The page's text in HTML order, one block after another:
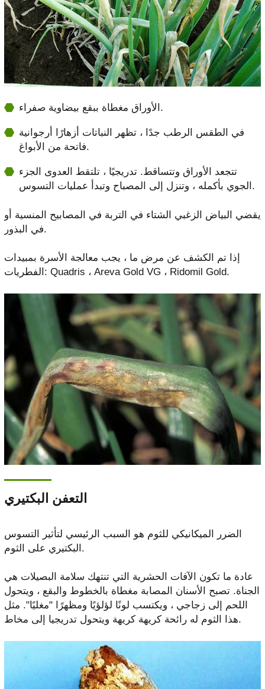
الأوراق مغطاة ببقع بيضاوية صفراء.
في الطقس الرطب جدًا ، تظهر النباتات أزهارًا أرجوانية
فاتحة من الأبواغ.
تتجعد الأوراق وتتساقط. تدريجيًا ، تلتقط العدوى الجزء
الجوي بأكمله ، وتنزل إلى المصباح وتبدأ عمليات التسوس.
يقضي البياض الزغبي الشتاء في التربة في المصابيح المنسية أو
في البذور.
إذا تم الكشف عن مرض ما ، يجب معالجة الأسرة بمبيدات
الفطريات: Quadris ، Areva Gold VG ، Ridomil Gold.
التعفن البكتيري
الضرر الميكانيكي للثوم هو السبب الرئيسي لتأثير التسوس
البكتيري على الثوم.
عادة ما تكون الآفات الحشرية التي تنتهك سلامة البصيلات هي
الجناة. تصبح الأسنان المصابة مغطاة بالخطوط والبقع ، ويتحول
اللحم إلى زجاجي ، ويكتسب لونًا لؤلؤيًا ومظهرًا "مغليًا". مثل
هذا الثوم له رائحة كريهة كريهة ويتحول تدريجيا إلى مخاط.